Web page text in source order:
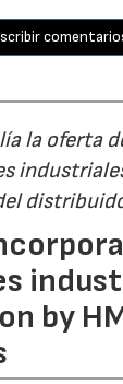
la oferta
by